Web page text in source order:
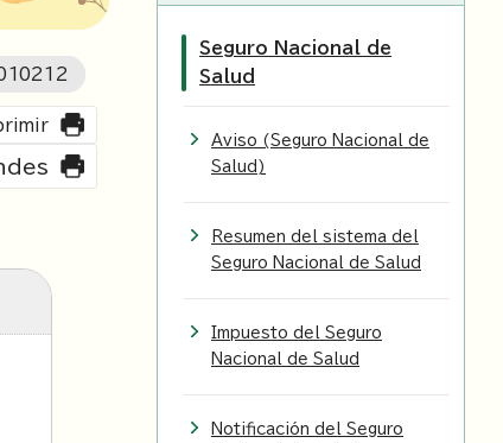
Seguro Nacional de
Salud
Aviso (Seguro Nacional de
Salud)
Resumen del sistema del
Seguro Nacional de Salud
Impuesto del Seguro
Nacional de Salud
Notificación del Seguro